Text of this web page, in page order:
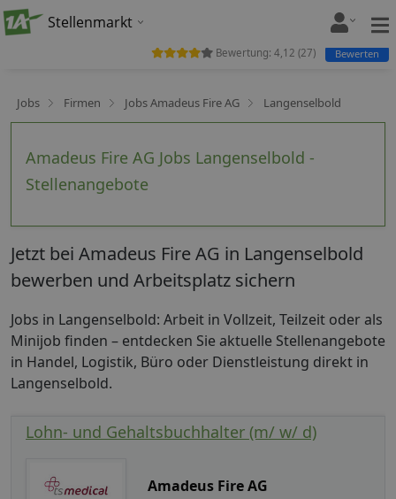
Stellenmarkt
Jobs Firmen Jobs Amadeus Fire AG Langenselbold
Amadeus Fire AG Jobs Langenselbold -
Stellenangebote
Bewertung: 4,12 (27) Bewerten
Jetzt bei Amadeus Fire AG in Langenselbold
bewerben und Arbeitsplatz sichern
Jobs in Langenselbold: Arbeit in Vollzeit, Teilzeit oder als
Minijob finden – entdecken Sie aktuelle Stellenangebote
in Handel, Logistik, Büro oder Dienstleistung direkt in
Langenselbold.
Lohn- und Gehaltsbuchhalter (m/ w/ d)
Amadeus Fire AG